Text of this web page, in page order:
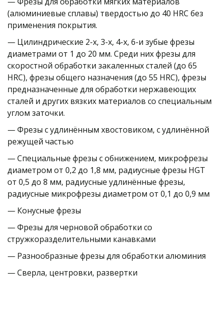
(алюминиевые сплавы) твердостью до 40 HRC без
применения покрытия.
— Цилиндрические 2-х, 3-х, 4-х, 6-и зубые фрезы
диаметрами от 1 до 20 мм. Среди них фрезы для
скоростной обработки закаленных сталей (до 65
HRC), фрезы общего назначения (до 55 HRC), фрезы
предназначенные для обработки нержавеющих
сталей и других вязких материалов со специальным
углом заточки.
— Фрезы с удлинённым хвостовиком, с удлинённой
режущей частью
— Cпециальные фрезы с обнижением, микрофрезы
диаметром от 0,2 до 1,8 мм, радиусные фрезы HGT
от 0,5 до 8 мм, радиусные удлинённые фрезы,
радиусные микрофрезы диаметром от 0,1 до 0,9 мм
— Конусные фрезы
— Фрезы для черновой обработки со
стружкоразделительными канавками
— Разнообразные фрезы для обработки алюминия
— Сверла, центровки, развертки